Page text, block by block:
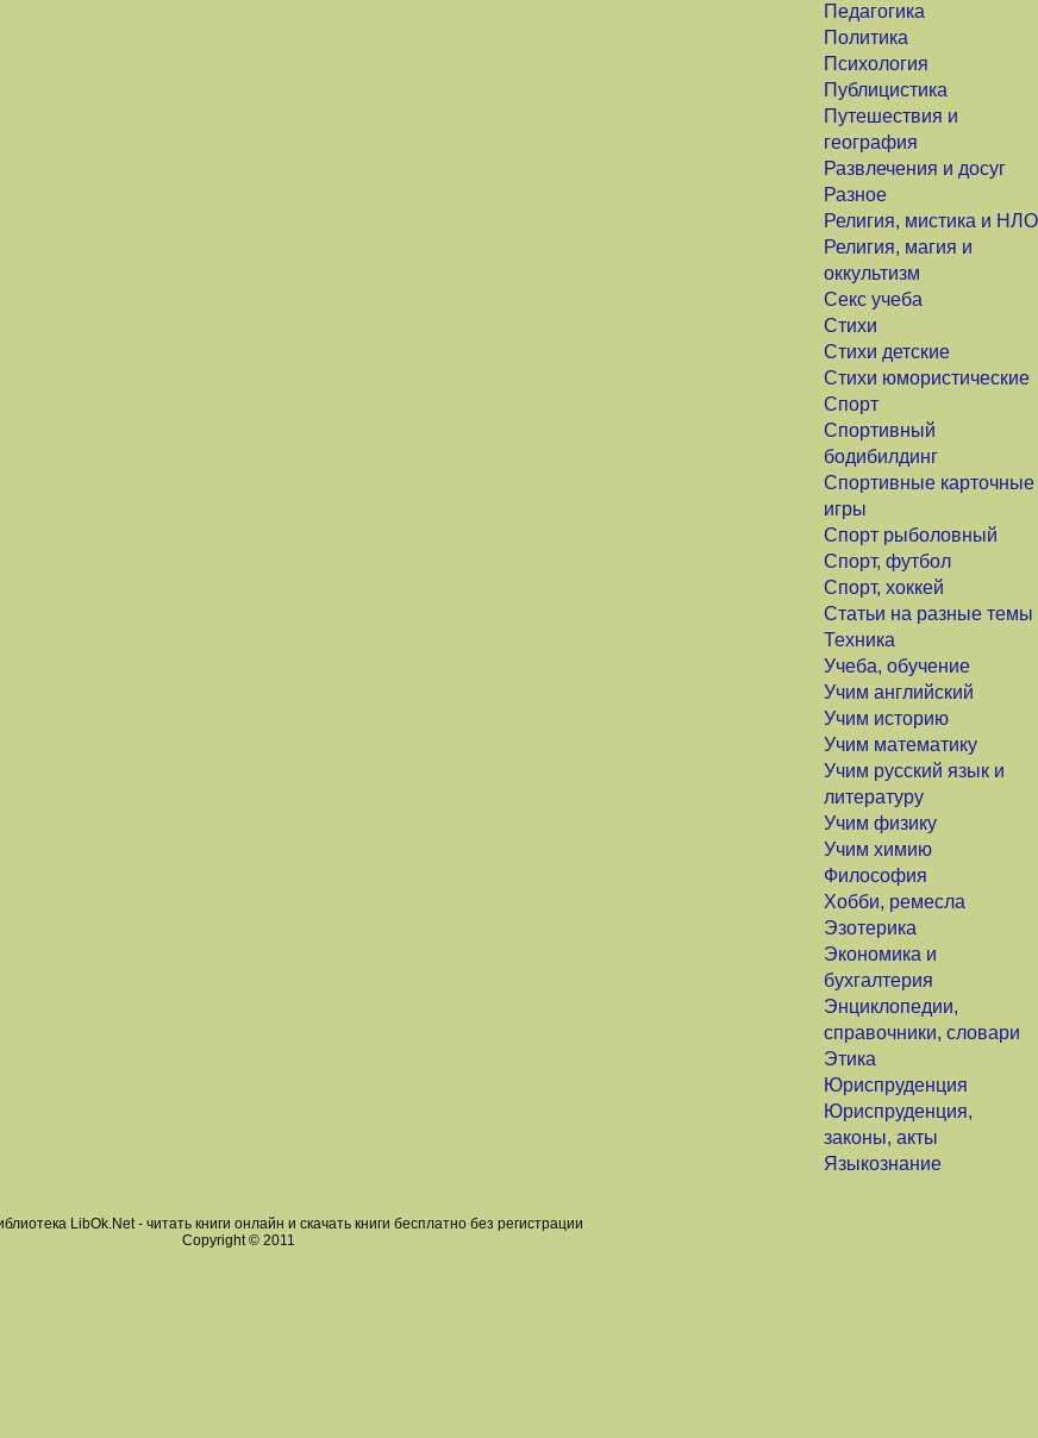
Педагогика
Политика
Психология
Публицистика
Путешествия и
география
Развлечения и досуг
Разное
Религия, мистика и НЛО
Религия, магия и
оккультизм
Секс учеба
Стихи
Стихи детские
Стихи юмористические
Спорт
Спортивный
бодибилдинг
Спортивные карточные
игры
Спорт рыболовный
Спорт, футбол
Спорт, хоккей
Статьи на разные темы
Техника
Учеба, обучение
Учим английский
Учим историю
Учим математику
Учим русский язык и
литературу
Учим физику
Учим химию
Философия
Хобби, ремесла
Эзотерика
Экономика и
бухгалтерия
Энциклопедии,
справочники, словари
Этика
Юриспруденция
Юриспруденция,
законы, акты
Языкознание
LibOk.Net - читать книги онлайн и скачать книги бесплатно без регистрации
Copyright © 2011